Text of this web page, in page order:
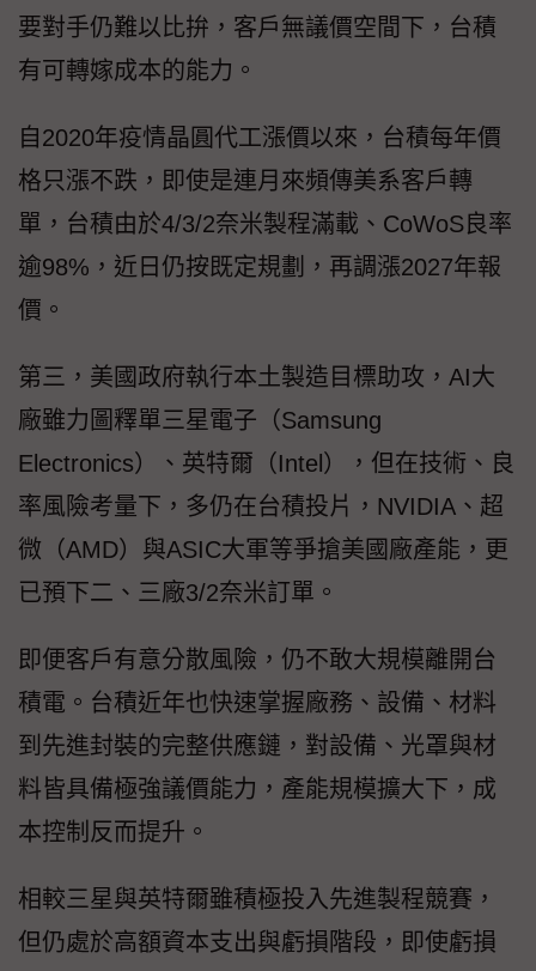
要對手仍難以比拚，客戶無議價空間下，台積
有可轉嫁成本的能力。
自2020年疫情晶圓代工漲價以來，台積每年價
格只漲不跌，即使是連月來頻傳美系客戶轉
單，台積由於4/3/2奈米製程滿載、CoWoS良率
逾98%，近日仍按既定規劃，再調漲2027年報
價。
第三，美國政府執行本土製造目標助攻，AI大
廠雖力圖釋單三星電子（Samsung
Electronics）、英特爾（Intel），但在技術、良
率風險考量下，多仍在台積投片，NVIDIA、超
微（AMD）與ASIC大軍等爭搶美國廠產能，更
已預下二、三廠3/2奈米訂單。
即便客戶有意分散風險，仍不敢大規模離開台
積電。台積近年也快速掌握廠務、設備、材料
到先進封裝的完整供應鏈，對設備、光罩與材
料皆具備極強議價能力，產能規模擴大下，成
本控制反而提升。
相較三星與英特爾雖積極投入先進製程競賽，
但仍處於高額資本支出與虧損階段，即使虧損